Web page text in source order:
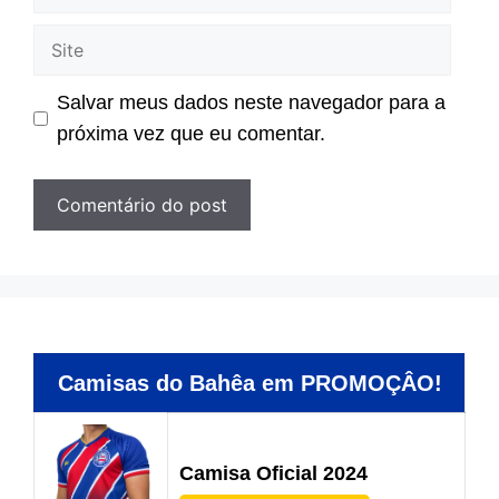
Site
Salvar meus dados neste navegador para a
próxima vez que eu comentar.
Camisas do Bahêa em PROMOÇÂO!
Camisa Oficial 2024